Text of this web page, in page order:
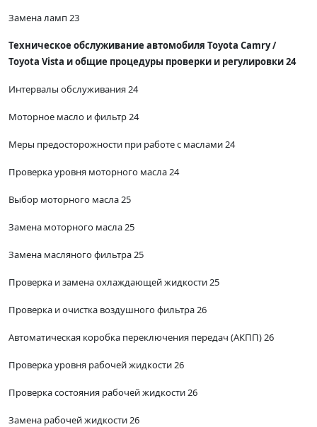
Замена ламп 23
Техническое обслуживание автомобиля Toyota Camry /
Toyota Vista и общие процедуры проверки и регулировки 24
Интервалы обслуживания 24
Моторное масло и фильтр 24
Меры предосторожности при работе с маслами 24
Проверка уровня моторного масла 24
Выбор моторного масла 25
Замена моторного масла 25
Замена масляного фильтра 25
Проверка и замена охлаждающей жидкости 25
Проверка и очистка воздушного фильтра 26
Автоматическая коробка переключения передач (АКПП) 26
Проверка уровня рабочей жидкости 26
Проверка состояния рабочей жидкости 26
Замена рабочей жидкости 26